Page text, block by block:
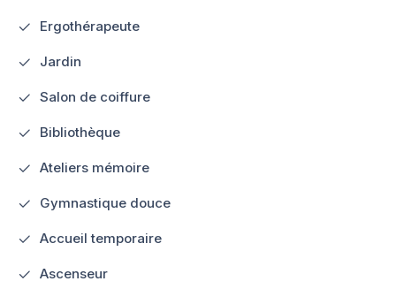
Ergothérapeute
Jardin
Salon de coiffure
Bibliothèque
Ateliers mémoire
Gymnastique douce
Accueil temporaire
Ascenseur